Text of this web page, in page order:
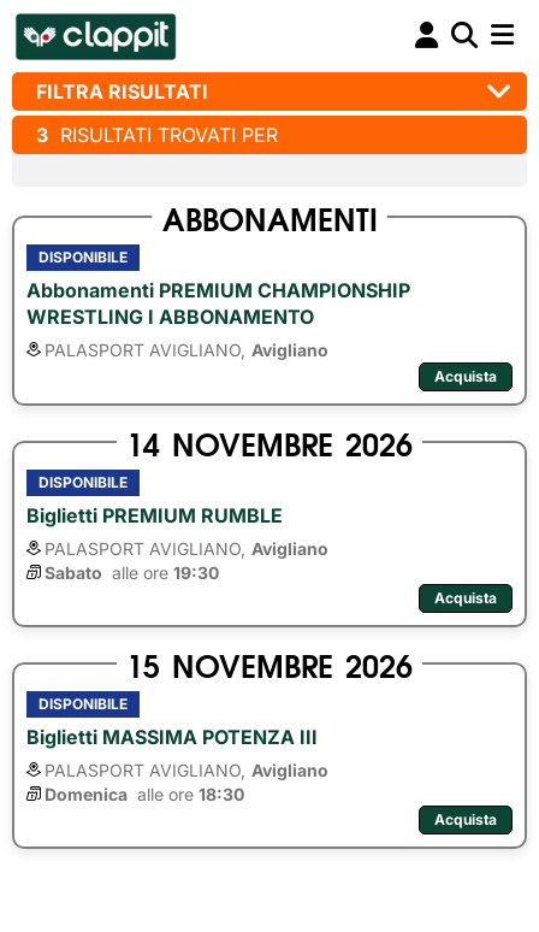
FILTRA RISULTATI
3 RISULTATI TROVATI PER
ABBONAMENTI
DISPONIBILE
Abbonamenti PREMIUM CHAMPIONSHIP
WRESTLING I ABBONAMENTO
PALASPORT AVIGLIANO, Avigliano
Acquista
14 NOVEMBRE 2026
DISPONIBILE
Biglietti PREMIUM RUMBLE
PALASPORT AVIGLIANO, Avigliano
Sabato alle ore 19:30
Acquista
15 NOVEMBRE 2026
DISPONIBILE
Biglietti MASSIMA POTENZA III
PALASPORT AVIGLIANO, Avigliano
Domenica alle ore 18:30
Acquista